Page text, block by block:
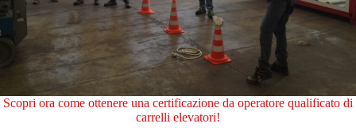
Scopri ora come ottenere una certificazione da operatore qualificato di
carrelli elevatori!